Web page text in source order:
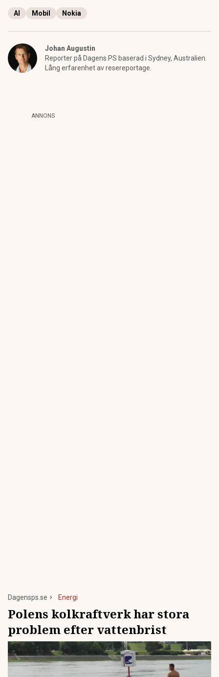
AI Mobil Nokia
Johan Augustin
Reporter på Dagens PS baserad i Sydney, Australien.
Lång erfarenhet av resereportage.
ANNONS
Dagensps.se Energi
Polens kolkraftverk har stora
problem efter vattenbrist